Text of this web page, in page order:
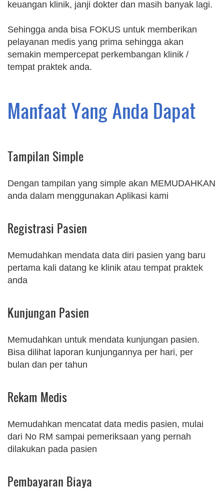
keuangan klinik, janji dokter dan masih banyak lagi.
Sehingga anda bisa FOKUS untuk memberikan
pelayanan medis yang prima sehingga akan
semakin mempercepat perkembangan klinik /
tempat praktek anda.
Manfaat Yang Anda Dapat
Tampilan Simple
Dengan tampilan yang simple akan MEMUDAHKAN
anda dalam menggunakan Aplikasi kami
Registrasi Pasien
Memudahkan mendata data diri pasien yang baru
pertama kali datang ke klinik atau tempat praktek
anda
Kunjungan Pasien
Memudahkan untuk mendata kunjungan pasien.
Bisa dilihat laporan kunjungannya per hari, per
bulan dan per tahun
Rekam Medis
Memudahkan mencatat data medis pasien, mulai
dari No RM sampai pemeriksaan yang pernah
dilakukan pada pasien
Pembayaran Biaya